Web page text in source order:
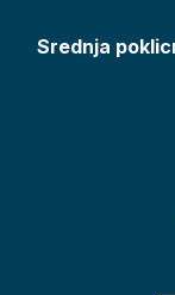
Srednja